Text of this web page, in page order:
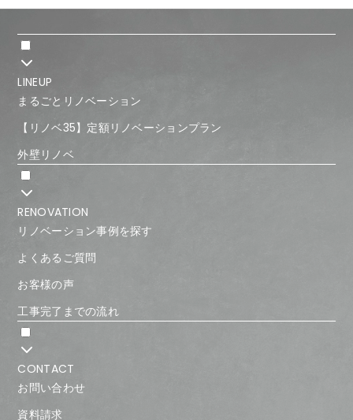
LINEUP
まるごとリノベーション
【リノベ35】定額リノベーションプラン
外壁リノベ
RENOVATION
リノベーション事例を探す
よくあるご質問
お客様の声
工事完了までの流れ
CONTACT
お問い合わせ
資料請求